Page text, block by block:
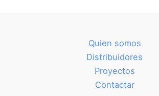
Quien somos
Distribuidores
Proyectos
Contactar